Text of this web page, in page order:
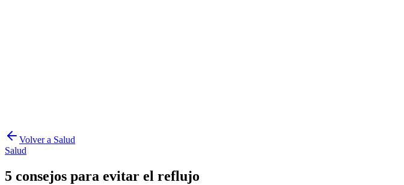
Volver a Salud
Salud
5 consejos para evitar el reflujo